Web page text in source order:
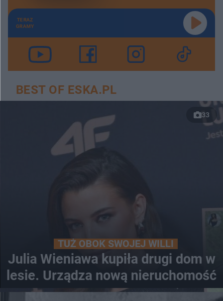
TERAZ
GRAMY
BEST OF ESKA.PL
33
TUŻ OBOK SWOJEJ WILLI
Julia Wieniawa kupiła drugi dom w
lesie. Urządza nową nieruchomość